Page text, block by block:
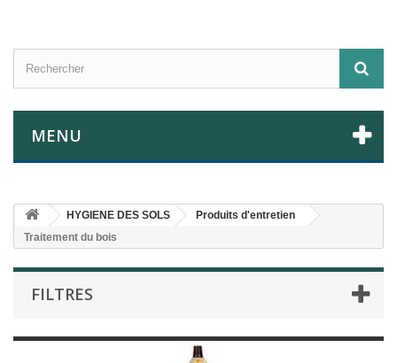
MENU
HYGIENE DES SOLS
Produits d'entretien
Traitement du bois
FILTRES